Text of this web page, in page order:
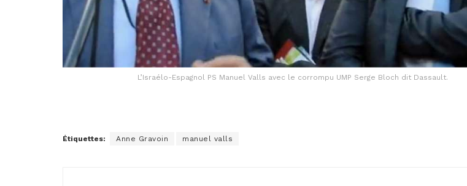
L’Israélo-Espagnol PS Manuel Valls avec le corrompu UMP Serge Bloch dit Dassault.
Étiquettes: Anne Gravoin manuel valls